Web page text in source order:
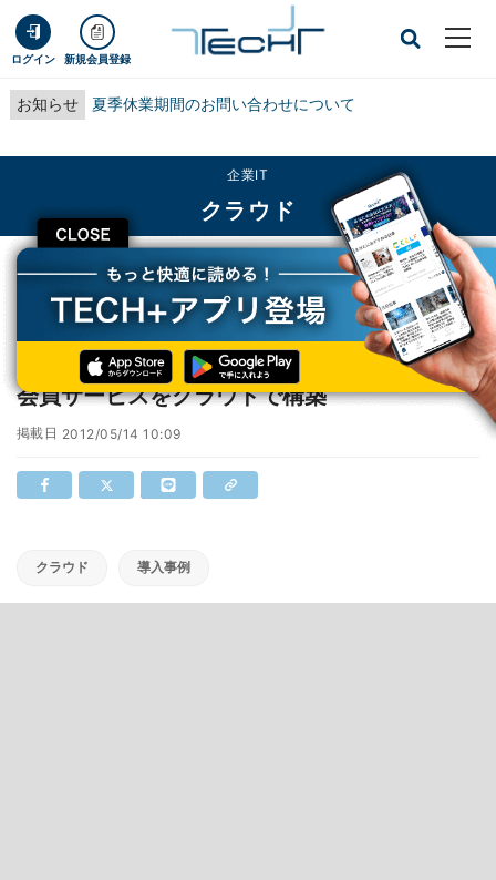
ログイン 新規会員登録
お知らせ 夏季休業期間のお問い合わせについて
CLOSE
企業IT
クラウド
TECH+ 企業IT
クラウド
NECとビックローブ、読売新聞の新デジタル会員サービスをクラウドで構築
NECとビックローブ、読売新聞の新デジタル
会員サービスをクラウドで構築
掲載日 2012/05/14 10:09
クラウド 導入事例